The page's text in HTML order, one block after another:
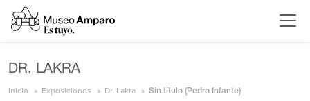
DR. LAKRA
Inicio Exposiciones Dr. Lakra Sin título (Pedro Infante)